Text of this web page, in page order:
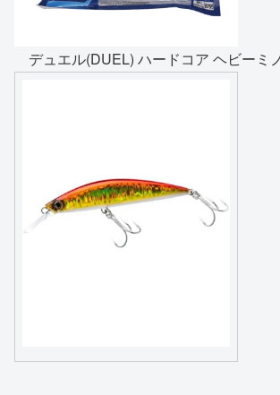
デュエル(DUEL) ハードコア ヘビーミ